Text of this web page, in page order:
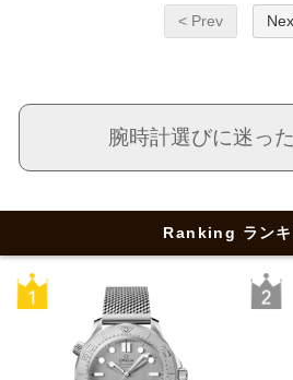
< Prev
腕時計選びに迷
Ranking ランキ